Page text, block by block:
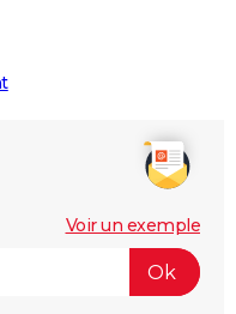
Voir un exemple